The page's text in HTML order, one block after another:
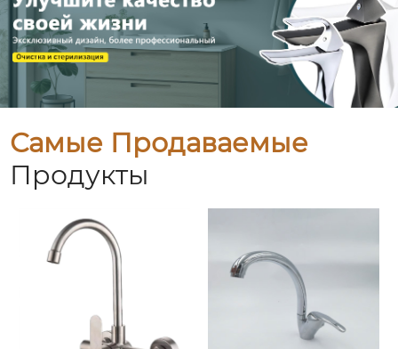
Самые Продаваемые
Продукты